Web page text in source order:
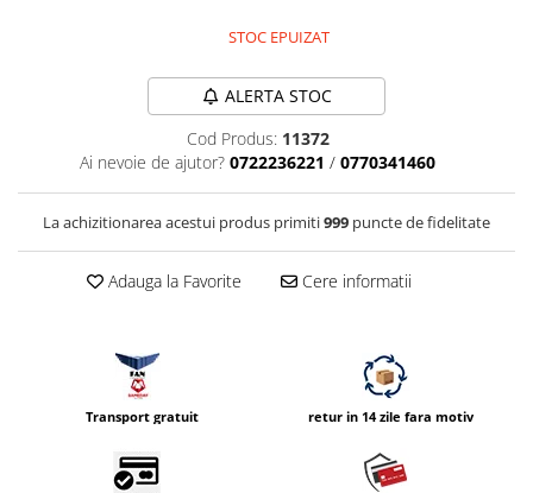
Blitz-uri TTL - Dedicate
Compatibil Sony
Blitz-uri circulare (Macro)
Adaptoare stativ port umbrela si
blitz TTL
Comander TTL
Cabluri si Patine Sincron
Alimentare auxiliara blitz
Bounce-uri, Softbox-uri
STOC EPUIZAT
ALERTA STOC
Cod Produs: 11372
Ai nevoie de ajutor? 0722236221 / 0770341460
La achizitionarea acestui produs primiti999 puncte de fidelitate
Adauga la Favorite Cere informatii
Transport gratuit retur in 14 zile fara motiv